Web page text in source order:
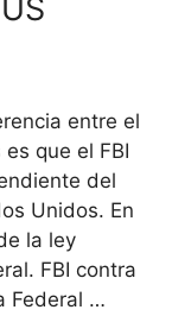
entre el
que el FBI
del
Unidos. En
la ley
FBI contra
Federal …